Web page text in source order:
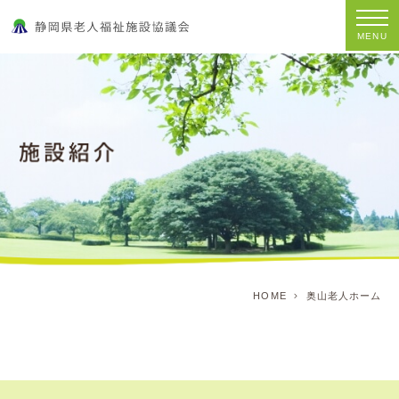
MENU
HOME 奥山老人ホーム